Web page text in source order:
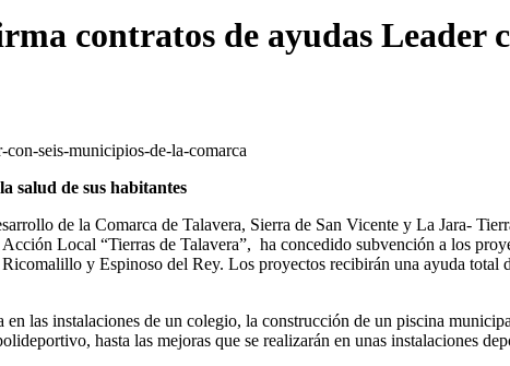
contratos de ayudas Leader
salud de sus habitantes
de la Comarca de Talavera, Sierra de San Vicente y La Jara-
Local “Tierras de Talavera”, ha concedido subvención a los
y Espinoso del Rey. Los proyectos recibirán una ayuda
en las instalaciones de un colegio, la construcción de un piscina
hasta las mejoras que se realizarán en unas instalaciones